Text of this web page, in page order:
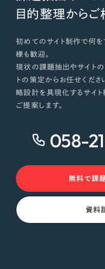
目的整理からご
初めてのサイト制作で何
様も歓迎。
現状の課題抽出やサイトの
トの策定からお任せくださ
略設計を具現化するサイト
ご提案します。
058-
無料で課
資料